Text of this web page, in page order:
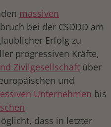
massiven
bei der CSDDD am
Erfolg zu
progressiven Kräfte,
Zivilgesellschaft über
und
Unternehmen bis
dass in letzter